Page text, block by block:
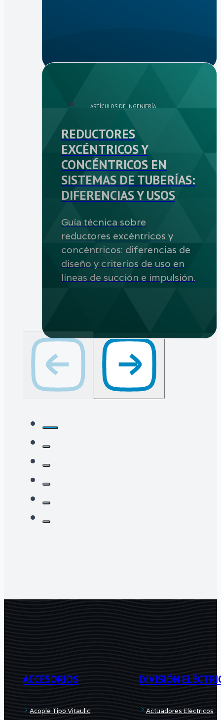
ARTÍCULOS DE INGENIERÍA
REDUCTORES
EXCÉNTRICOS Y
CONCÉNTRICOS EN
SISTEMAS DE TUBERÍAS:
DIFERENCIAS Y USOS
Guía técnica sobre
reductores excéntricos y
concéntricos: diferencias de
diseño y criterios de uso en
líneas de succión e impulsión.
ACCESORIOS
Acople Tipo Vitaulic
DIVISIÓN
Actuadores Eléctricos